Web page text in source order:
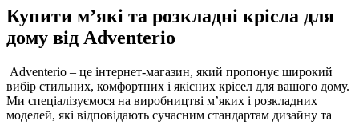
Купити м’які та розкладні крісла для
дому від Adventerio
Adventerio – це інтернет-магазин, який пропонує широкий
вибір стильних, комфортних і якісних крісел для вашого дому.
Ми спеціалізуємося на виробництві м’яких і розкладних
моделей, які відповідають сучасним стандартам дизайну та